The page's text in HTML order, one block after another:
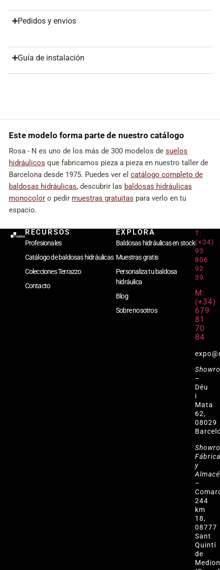
Pedidos y envios
Guía de instalación
Este modelo forma parte de nuestro catálogo
Rosa - N es uno de los más de 300 modelos de suelos
hidráulicos que fabricamos pieza a pieza en nuestro taller de
Barcelona desde 1975. Puedes ver el catálogo completo de
baldosas hidráulicas, descubrir las baldosas hidráulicas
monocolor o pedir muestras gratuitas para verlo en tu
espacio.
RECURSOS
Profesionales
Catálogo de baldosas hidráulicas
Colecciones Terrazzo
Contacto
EXPLORA
Baldosas hidráulicas en stock
Muestras gratis
Personaliza tu baldosa
hidráulica
Blog
Sobre nosotros
T:
(+34)
93
806
92
39
M:
(+34)
679
81
70
84
–
Déu
i
Mata
62,
08029
y
–
244
km
18,
08777
Sant
Quintí
de